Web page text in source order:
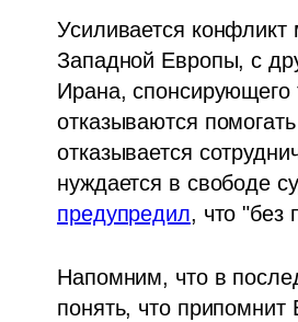
Усиливается
Западной Европы, с
Ирана, спонсирующего
отказываются
отказывается
нуждается в свободе
предупредил, что "без
Напомним, что в
понять, что